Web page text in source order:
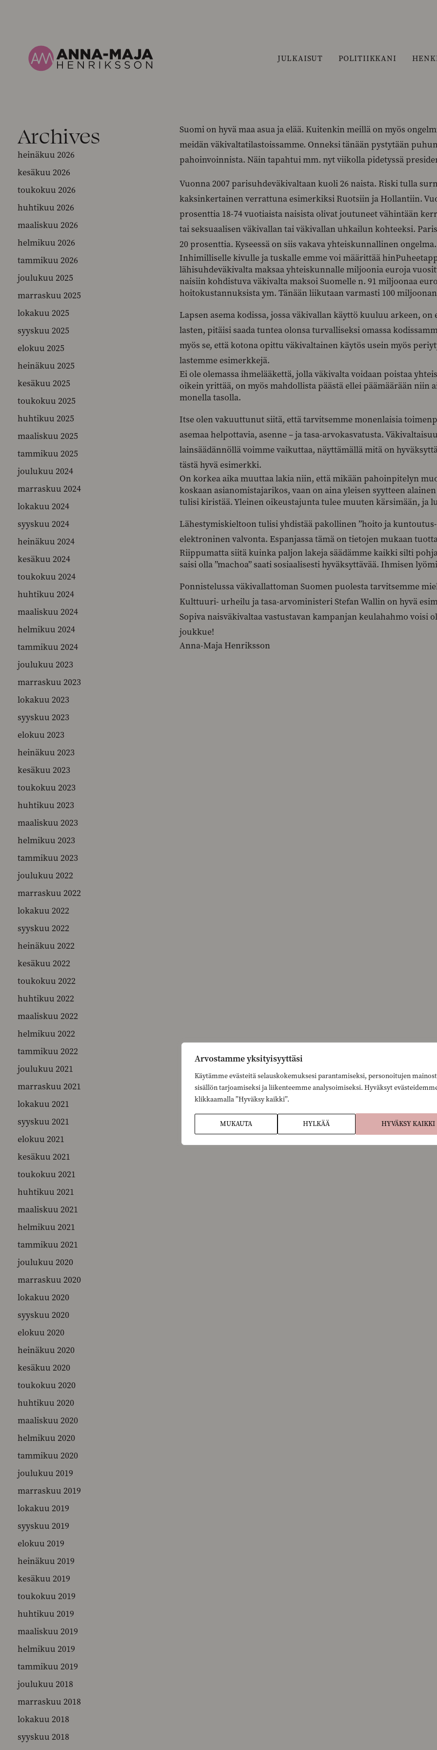
Arvostamme yksityisyyttäsi
Käytämme evästeitä selauskokemuksesi parantamiseksi, personoitujen
sisällön tarjoamiseksi ja liikenteemme analysoimiseksi. Hyväksyt
klikkaamalla ”Hyväksy kaikki”.
MUKAUTA HYLKÄÄ HYVÄKSY KAIKKI
JULKAISUT POLITIIKKANI
Archives
heinäkuu 2026
kesäkuu 2026
toukokuu 2026
huhtikuu 2026
maaliskuu 2026
helmikuu 2026
tammikuu 2026
joulukuu 2025
marraskuu 2025
lokakuu 2025
syyskuu 2025
elokuu 2025
heinäkuu 2025
kesäkuu 2025
toukokuu 2025
huhtikuu 2025
maaliskuu 2025
tammikuu 2025
joulukuu 2024
marraskuu 2024
lokakuu 2024
syyskuu 2024
heinäkuu 2024
kesäkuu 2024
toukokuu 2024
huhtikuu 2024
maaliskuu 2024
helmikuu 2024
tammikuu 2024
joulukuu 2023
marraskuu 2023
lokakuu 2023
syyskuu 2023
elokuu 2023
heinäkuu 2023
kesäkuu 2023
toukokuu 2023
huhtikuu 2023
maaliskuu 2023
helmikuu 2023
tammikuu 2023
joulukuu 2022
marraskuu 2022
lokakuu 2022
syyskuu 2022
heinäkuu 2022
kesäkuu 2022
toukokuu 2022
huhtikuu 2022
maaliskuu 2022
helmikuu 2022
tammikuu 2022
joulukuu 2021
marraskuu 2021
lokakuu 2021
syyskuu 2021
elokuu 2021
kesäkuu 2021
toukokuu 2021
huhtikuu 2021
maaliskuu 2021
helmikuu 2021
tammikuu 2021
joulukuu 2020
marraskuu 2020
lokakuu 2020
syyskuu 2020
elokuu 2020
heinäkuu 2020
kesäkuu 2020
toukokuu 2020
huhtikuu 2020
maaliskuu 2020
helmikuu 2020
tammikuu 2020
joulukuu 2019
marraskuu 2019
lokakuu 2019
syyskuu 2019
elokuu 2019
heinäkuu 2019
kesäkuu 2019
toukokuu 2019
huhtikuu 2019
maaliskuu 2019
helmikuu 2019
tammikuu 2019
joulukuu 2018
marraskuu 2018
lokakuu 2018
syyskuu 2018
Suomi on hyvä maa asua ja elää. Kuitenkin meillä on myös
meidän väkivaltatilastoissamme. Onneksi tänään pystytään
pahoinvoinnista. Näin tapahtui mm. nyt viikolla pidetyssä
Vuonna 2007 parisuhdeväkivaltaan kuoli 26 naista. Riski tulla
kaksinkertainen verrattuna esimerkiksi Ruotsiin ja Hollantiin.
prosenttia 18-74 vuotiaista naisista olivat joutuneet vähintään
tai seksuaalisen väkivallan tai väkivallan uhkailun kohteeksi.
20 prosenttia. Kyseessä on siis vakava yhteiskunnallinen ongelma.
Inhimilliselle kivulle ja tuskalle emme voi määrittää
lähisuhdeväkivalta maksaa yhteiskunnalle miljoonia euroja
naisiin kohdistuva väkivalta maksoi Suomelle n. 91 miljoonaa
hoitokustannuksista ym. Tänään liikutaan varmasti 100
Lapsen asema kodissa, jossa väkivallan käyttö kuuluu arkeen,
lasten, pitäisi saada tuntea olonsa turvalliseksi omassa
myös se, että kotona opittu väkivaltainen käytös usein myös
lastemme esimerkkejä.
Ei ole olemassa ihmelääkettä, jolla väkivalta voidaan poistaa
oikein yrittää, on myös mahdollista päästä ellei päämäärään niin
monella tasolla.
Itse olen vakuuttunut siitä, että tarvitsemme monenlaisia
asemaa helpottavia, asenne – ja tasa-arvokasvatusta.
lainsäädännöllä voimme vaikuttaa, näyttämällä mitä on
tästä hyvä esimerkki.
On korkea aika muuttaa lakia niin, että mikään pahoinpitelyn
koskaan asianomistajarikos, vaan on aina yleisen syytteen
tulisi kiristää. Yleinen oikeustajunta tulee muuten kärsimään, ja
Lähestymiskieltoon tulisi yhdistää pakollinen ”hoito ja
elektroninen valvonta. Espanjassa tämä on tietojen mukaan
Riippumatta siitä kuinka paljon lakeja säädämme kaikki silti
saisi olla ”machoa” saati sosiaalisesti hyväksyttävää. Ihmisen
Ponnistelussa väkivallattoman Suomen puolesta tarvitsemme
Kulttuuri- urheilu ja tasa-arvoministeri Stefan Wallin on hyvä
Sopiva naisväkivaltaa vastustavan kampanjan keulahahmo voisi
joukkue!
Anna-Maja Henriksson